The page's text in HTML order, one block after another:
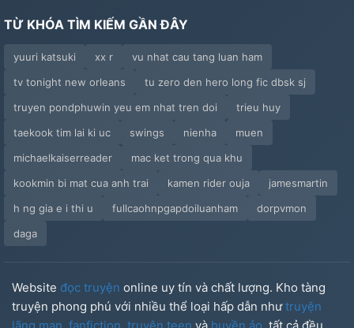
TỪ KHÓA TÌM KIẾM GẦN ĐÂY
yuuri katsuki xx r
vu nhat cau tang luan ham
tv tonight new orleans
tu zero den hero long fic dbsk sj
truyen pondphuwin yeu em nhat tren doi
trieu huy
taekook tim lai ki uc
swings nienha
muen
michaelkaiserreader
mac ket trong qua khu
kookmin bi mat cua anh trai
kamen rider ouja
jamesmartin
h ng gia e i thi u
fullcaohnpgapdoiluanham
dorpvmon
daga
Website đọc truyện online uy tín và chất lượng. Kho tàng
truyện phong phú với nhiều thể loại hấp dẫn nhưtruyện